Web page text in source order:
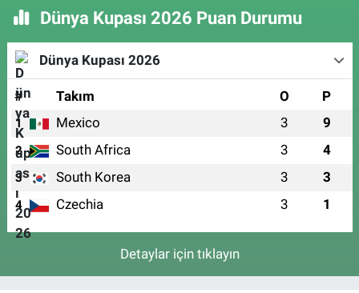
Dünya Kupası 2026 Puan Durumu
Dünya Kupası 2026
# Takım O P
1 Mexico 3 9
2 South Africa 3 4
3 South Korea 3 3
4 Czechia 3 1
Detaylar için tıklayın